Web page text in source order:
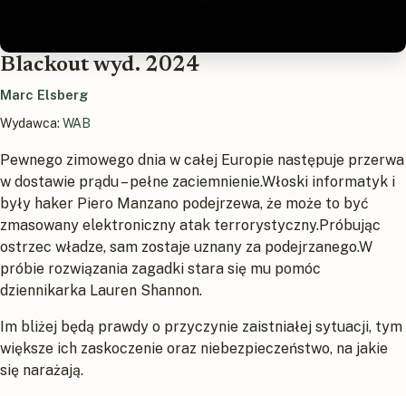
Blackout wyd. 2024
Marc Elsberg
Wydawca: WAB
Pewnego zimowego dnia w całej Europie następuje przerwa
w dostawie prądu – pełne zaciemnienie.Włoski informatyk i
były haker Piero Manzano podejrzewa, że może to być
zmasowany elektroniczny atak terrorystyczny.Próbując
ostrzec władze, sam zostaje uznany za podejrzanego.W
próbie rozwiązania zagadki stara się mu pomóc
dziennikarka Lauren Shannon.
Im bliżej będą prawdy o przyczynie zaistniałej sytuacji, tym
większe ich zaskoczenie oraz niebezpieczeństwo, na jakie
się narażają.